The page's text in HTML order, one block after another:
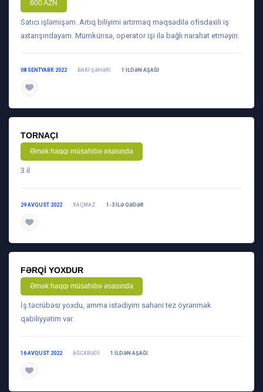
600 AZN
Satıcı işləmişəm. Artıq biliyimi artırmaq məqsədilə ofisdaxili iş
axtarışındayam. Mümkünsə, operator işi ilə bağlı narahat etməyin.
08 SENTYABR 2022 BAKI ŞƏHƏRI 1 ILDƏN AŞAĞI
TORNAÇI
Əmək haqqı müsahibə əsasında
3 il
29 AVQUST 2022 XAÇMAZ 1-3 ILƏ QƏDƏR
FƏRQI YOXDUR
Əmək haqqı müsahibə əsasında
İş təcrübəsi yoxdu, amma istədiyim sahəni tez öyrənmək
qabiliyyətim var.
16 AVQUST 2022 AĞCABƏDI 1 ILDƏN AŞAĞI